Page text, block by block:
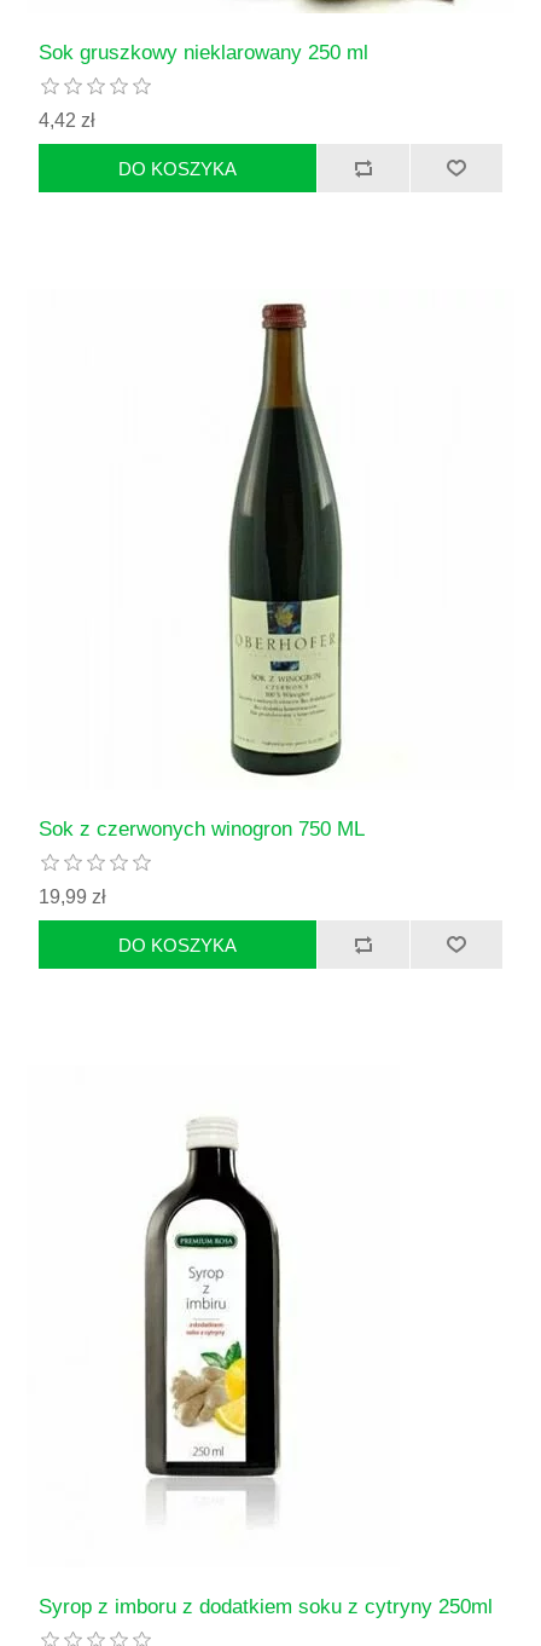
Sok gruszkowy nieklarowany 250 ml
4,42 zł
Sok z czerwonych winogron 750 ML
19,99 zł
Syrop z imboru z dodatkiem soku z cytryny 250ml